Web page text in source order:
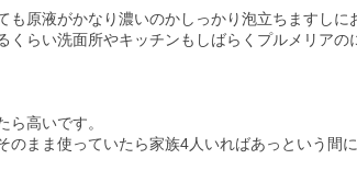
も原液がかなり濃いのかしっかり泡立ちますしに
くらい洗面所やキッチンもしばらくプルメリアの
ら高いです。
のまま使っていたら家族4人いればあっという間